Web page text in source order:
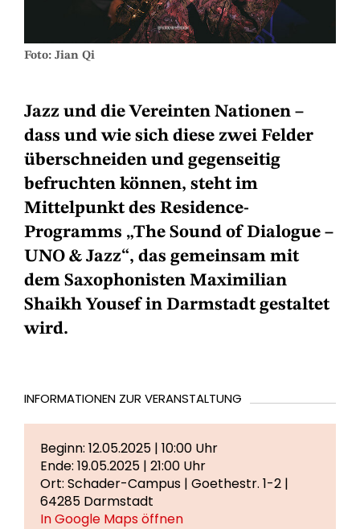
Foto: Jian Qi
Jazz und die Vereinten Nationen –
dass und wie sich diese zwei Felder
überschneiden und gegenseitig
befruchten können, steht im
Mittelpunkt des Residence-
Programms „The Sound of Dialogue –
UNO & Jazz“, das gemeinsam mit
dem Saxophonisten Maximilian
Shaikh Yousef in Darmstadt gestaltet
wird.
INFORMATIONEN ZUR VERANSTALTUNG
Beginn: 12.05.2025 | 10:00 Uhr
Ende: 19.05.2025 | 21:00 Uhr
Ort: Schader-Campus | Goethestr. 1-2 |
64285 Darmstadt
In Google Maps öffnen